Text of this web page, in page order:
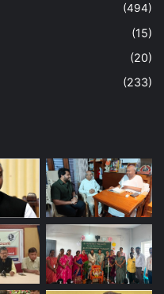
(494)
(15)
(20)
(233)